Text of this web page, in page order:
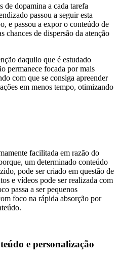
de dopamina a cada tarefa
passou a seguir esta
e passou a expor o conteúdo de
de dispersão da atenção
daquilo que é estudado
permanece focada por mais
com que se consiga apreender
em menos tempo, otimizando
facilitada em razão do
um determinado conteúdo
pode ser criado em questão de
e vídeos pode ser realizada com
passa a ser pequenos
foco na rápida absorção por
e personalização